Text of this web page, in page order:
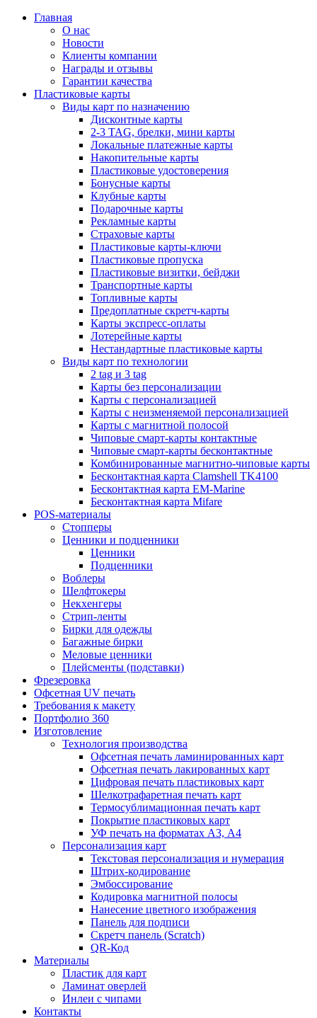
Главная
О нас
Новости
Клиенты компании
Награды и отзывы
Гарантии качества
Пластиковые карты
Виды карт по назначению
Дисконтные карты
2-3 TAG, брелки, мини карты
Локальные платежные карты
Накопительные карты
Пластиковые удостоверения
Бонусные карты
Клубные карты
Подарочные карты
Рекламные карты
Страховые карты
Пластиковые карты-ключи
Пластиковые пропуска
Пластиковые визитки, бейджи
Транспортные карты
Топливные карты
Предоплатные скретч-карты
Карты экспресс-оплаты
Лотерейные карты
Нестандартные пластиковые карты
Виды карт по технологии
2 tag и 3 tag
Карты без персонализации
Карты с персонализацией
Карты с неизменяемой персонализацией
Карты с магнитной полосой
Чиповые смарт-карты контактные
Чиповые смарт-карты бесконтактные
Комбинированные магнитно-чиповые карты
Бесконтактная карта Clamshell TK4100
Бесконтактная карта EM-Marine
Бесконтактная карта Mifare
POS-материалы
Стопперы
Ценники и подценники
Ценники
Подценники
Воблеры
Шелфтокеры
Некхенгеры
Стрип-ленты
Бирки для одежды
Багажные бирки
Меловые ценники
Плейсменты (подставки)
Фрезеровка
Офсетная UV печать
Требования к макету
Портфолио 360
Изготовление
Технология производства
Офсетная печать ламинированных карт
Офсетная печать лакированных карт
Цифровая печать пластиковых карт
Шелкотрафаретная печать карт
Термосублимационная печать карт
Покрытие пластиковых карт
УФ печать на форматах А3, А4
Персонализация карт
Текстовая персонализация и нумерация
Штрих-кодирование
Эмбоссирование
Кодировка магнитной полосы
Нанесение цветного изображения
Панель для подписи
Скретч панель (Scratch)
QR-Код
Материалы
Пластик для карт
Ламинат оверлей
Инлеи с чипами
Контакты